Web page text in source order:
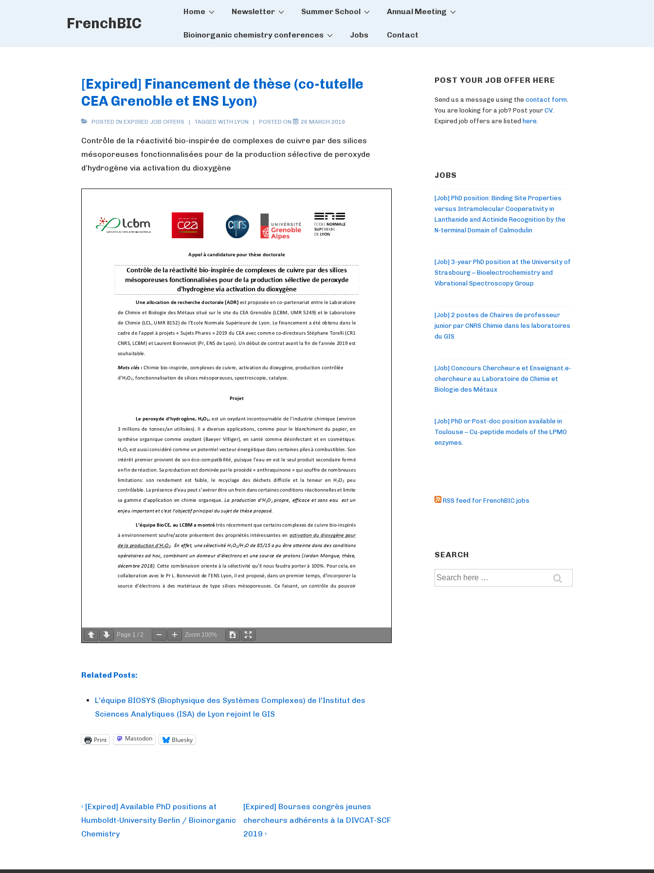
FrenchBIC
Main
Home Newsletter Summer School Annual Meeting
Bioinorganic chemistry conferences Jobs Contact
[Expired] Financement de thèse (co-tutelle
CEA Grenoble et ENS Lyon)
POSTED IN EXPIRED JOB OFFERS TAGGED WITH LYON POSTED ON 26 MARCH 2019
Contrôle de la réactivité bio-inspirée de complexes de cuivre par des silices
mésoporeuses fonctionnalisées pour de la production sélective de peroxyde
d’hydrogène via activation du dioxygène
Page 1 / 2 Zoom 100%
Related Posts:
L'équipe BIOSYS (Biophysique des Systèmes Complexes) de l'Institut des
Sciences Analytiques (ISA) de Lyon rejoint le GIS
Print Mastodon Bluesky
Post
navigation
Previous
Post
is
‹ [Expired] Available PhD positions at
Humboldt-University Berlin / Bioinorganic
Chemistry
Next
Post
is
[Expired] Bourses congrès jeunes
chercheurs adhérents à la DIVCAT-SCF
2019 ›
POST YOUR JOB OFFER HERE
Send us a message using the contact form
You are looking for a job? Post your CV
Expired job offers are listed here
JOBS
[Job] PhD position: Binding Site Properties
versus Intramolecular Cooperativity in
Lanthanide and Actinide Recognition by the
N-terminal Domain of Calmodulin
[Job] 3-year PhD position at the University of
Strasbourg – Bioelectrochemistry and
Vibrational Spectroscopy Group
[Job] 2 postes de Chaires de professeur
junior par CNRS Chimie dans les laboratoires
du GIS
[Job] Concours Chercheur.e et Enseignant.e-
chercheur.e au Laboratoire de Chimie et
Biologie des Métaux
[Job] PhD or Post-doc position available in
Toulouse – Cu-peptide models of the LPMO
enzymes.
RSS feed for FrenchBIC jobs
SEARCH
Search